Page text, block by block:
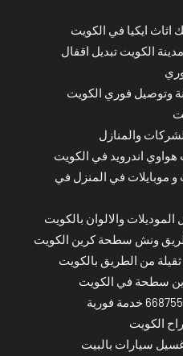
اثاث ايكيا في الكويت
الكويت تبديل اقفال
وتوصيل فوري الكويت
والمنازل
اندرويد في الكويت
و موبايلات في المنزل في
والالوان بالكويت
ونش سطحة كرين الكويت
من الطريق بالكويت
سطحة في الكويت
الكويت
سيارات بالبيت